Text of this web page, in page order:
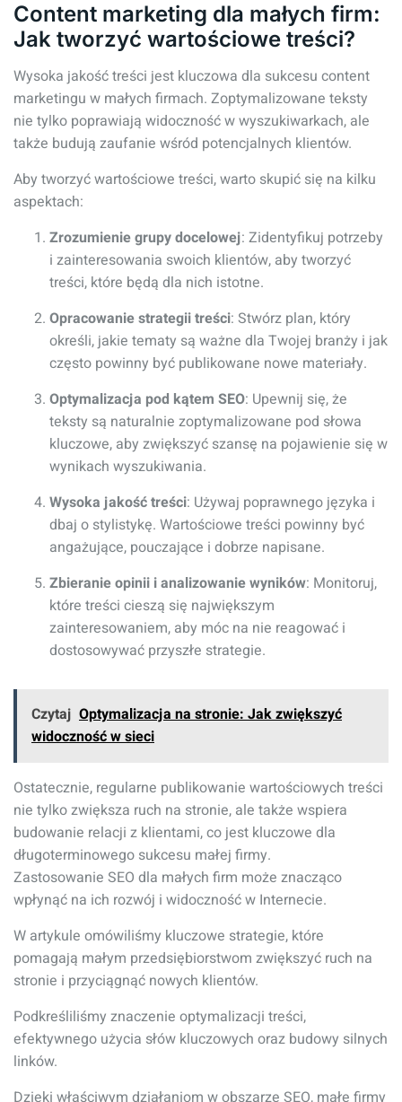
Content marketing dla małych firm:
Jak tworzyć wartościowe treści?
Wysoka jakość treści jest kluczowa dla sukcesu content
marketingu w małych firmach. Zoptymalizowane teksty
nie tylko poprawiają widoczność w wyszukiwarkach, ale
także budują zaufanie wśród potencjalnych klientów.
Aby tworzyć wartościowe treści, warto skupić się na kilku
aspektach:
Zrozumienie grupy docelowej: Zidentyfikuj potrzeby
i zainteresowania swoich klientów, aby tworzyć
treści, które będą dla nich istotne.
Opracowanie strategii treści: Stwórz plan, który
określi, jakie tematy są ważne dla Twojej branży i jak
często powinny być publikowane nowe materiały.
Optymalizacja pod kątem SEO: Upewnij się, że
teksty są naturalnie zoptymalizowane pod słowa
kluczowe, aby zwiększyć szansę na pojawienie się w
wynikach wyszukiwania.
Wysoka jakość treści: Używaj poprawnego języka i
dbaj o stylistykę. Wartościowe treści powinny być
angażujące, pouczające i dobrze napisane.
Zbieranie opinii i analizowanie wyników: Monitoruj,
które treści cieszą się największym
zainteresowaniem, aby móc na nie reagować i
dostosowywać przyszłe strategie.
Czytaj Optymalizacja na stronie: Jak zwiększyć
widoczność w sieci
Ostatecznie, regularne publikowanie wartościowych treści
nie tylko zwiększa ruch na stronie, ale także wspiera
budowanie relacji z klientami, co jest kluczowe dla
długoterminowego sukcesu małej firmy.
Zastosowanie SEO dla małych firm może znacząco
wpłynąć na ich rozwój i widoczność w Internecie.
W artykule omówiliśmy kluczowe strategie, które
pomagają małym przedsiębiorstwom zwiększyć ruch na
stronie i przyciągnąć nowych klientów.
Podkreśliliśmy znaczenie optymalizacji treści,
efektywnego użycia słów kluczowych oraz budowy silnych
linków.
Dzięki właściwym działaniom w obszarze SEO, małe firmy